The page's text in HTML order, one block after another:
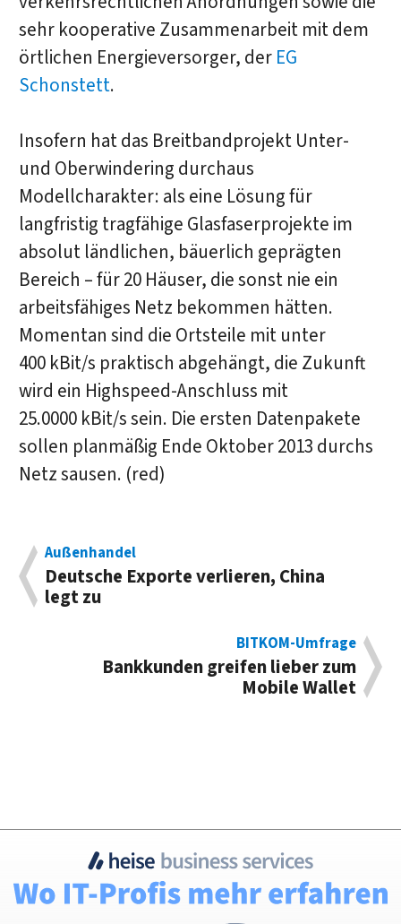
sehr kooperative Zusammenarbeit mit dem
örtlichen Energieversorger, der EG
Schonstett.
Insofern hat das Breitbandprojekt Unter-
und Oberwindering durchaus
Modellcharakter: als eine Lösung für
langfristig tragfähige Glasfaserprojekte im
absolut ländlichen, bäuerlich geprägten
Bereich – für 20 Häuser, die sonst nie ein
arbeitsfähiges Netz bekommen hätten.
Momentan sind die Ortsteile mit unter
400 kBit/s praktisch abgehängt, die Zukunft
wird ein Highspeed-Anschluss mit
25.0000 kBit/s sein. Die ersten Datenpakete
sollen planmäßig Ende Oktober 2013 durchs
Netz sausen. (red)
Außenhandel
Deutsche Exporte verlieren, China
legt zu
BITKOM-Umfrage
Bankkunden greifen lieber zum
Mobile Wallet